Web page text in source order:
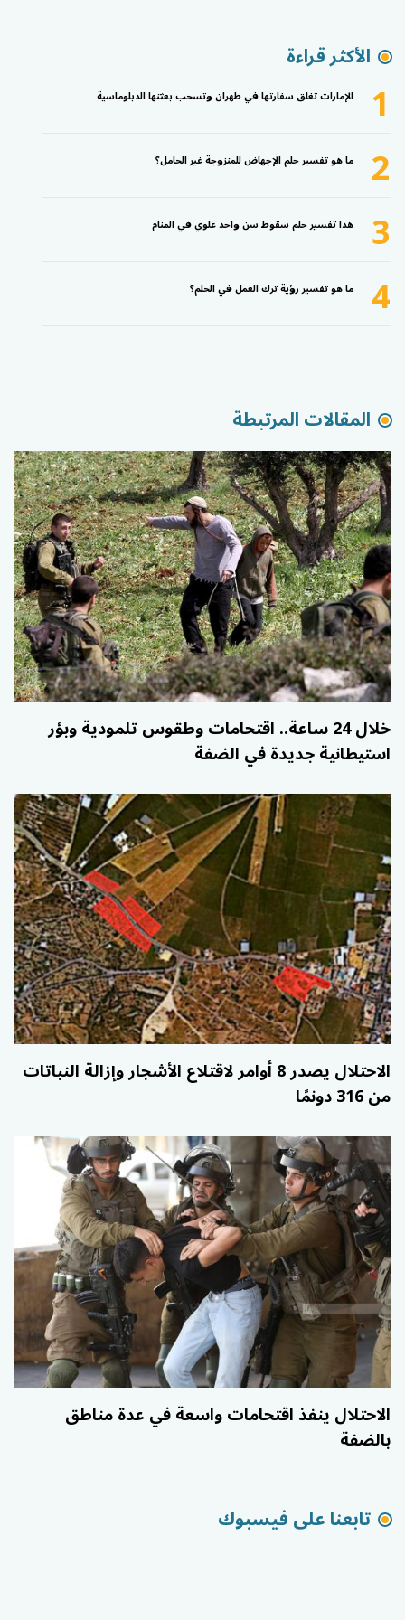
الأكثر قراءة
1 الإمارات تغلق سفارتها في طهران وتسحب بعثتها الدبلوماسية
2 ما هو تفسير حلم الإجهاض للمتزوجة غير الحامل؟
3 هذا تفسير حلم سقوط سن واحد علوي في المنام
4 ما هو تفسير رؤية ترك العمل في الحلم؟
المقالات المرتبطة
خلال 24 ساعة.. اقتحامات وطقوس تلمودية وبؤر
استيطانية جديدة في الضفة
الاحتلال يصدر 8 أوامر لاقتلاع الأشجار وإزالة النباتات
من 316 دونمًا
الاحتلال ينفذ اقتحامات واسعة في عدة مناطق
بالضفة
تابعنا على فيسبوك